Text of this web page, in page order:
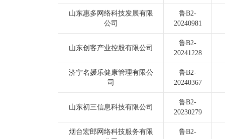
山东惠多网络科技发展有限
公司
鲁B2-
20240981
山东创客产业控股有限公司
鲁B2-
20241228
济宁名媛乐健康管理有限公
司
鲁B2-
20240367
山东初三信息科技有限公司
鲁B2-
20230279
烟台宏郎网络科技服务有限
鲁B2-